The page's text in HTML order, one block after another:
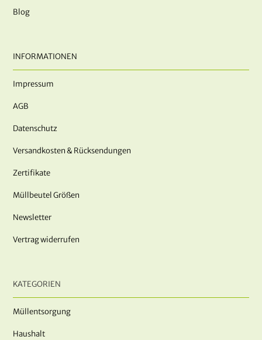
Blog
INFORMATIONEN
Impressum
AGB
Datenschutz
Versandkosten & Rücksendungen
Zertifikate
Müllbeutel Größen
Newsletter
Vertrag widerrufen
KATEGORIEN
Müllentsorgung
Haushalt